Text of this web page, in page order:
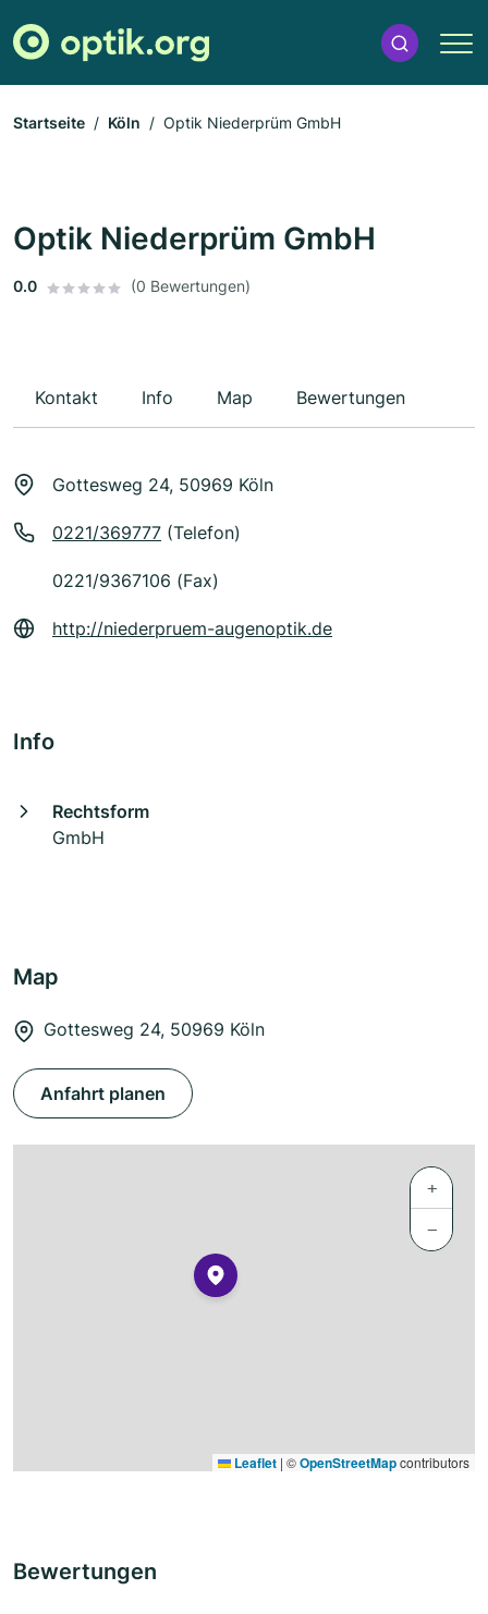
Startseite Köln Optik Niederprüm GmbH
Optik Niederprüm GmbH
0.0 (0 Bewertungen)
Kontakt Info Map Bewertungen
Gottesweg 24, 50969 Köln
0221/369777 (Telefon)
0221/9367106 (Fax)
http://niederpruem-augenoptik.de
Info
Rechtsform
GmbH
Map
Gottesweg 24, 50969 Köln
Anfahrt planen
+
−
Leaflet | ©OpenStreetMapcontributors
Bewertungen